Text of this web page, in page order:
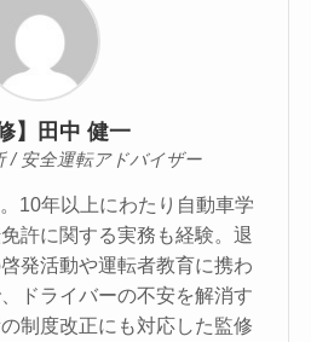
】田中 健一
/ 安全運転アドバイザー
10年以上にわたり自動車学
許に関する実務も経験。退
発活動や運転者教育に携わ
ドライバーの不安を解消す
制度改正にも対応した監修